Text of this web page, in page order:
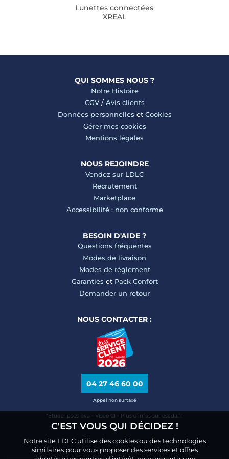
Lunettes connectées
XREAL
QUI SOMMES NOUS ?
Notre Histoire
CGV/ Avis clients
Données personnelles et Cookies
Gérer mes cookies
Mentions légales
NOUS REJOINDRE
Vendez sur LDLC
Recrutement
Marketplace
Accessibilité : non conforme
BESOIN D'AIDE ?
Questions fréquentes
Modes de livraison
Modes de règlement
Garanties et Pack Confort
Demander un retour
NOUS CONTACTER :
04 27 46 60 00
Appel non surtaxé
*Étude Ipsos bva - Viséo CI - Plus d’infos sur escda.fr
C'EST VOUS QUI DÉCIDEZ !
Notre site LDLC utilise des cookies ou des technologies
similaires pour vous proposer des services et offres